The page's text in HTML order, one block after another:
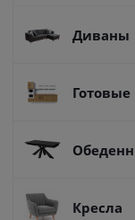
Диваны
Готовые
Кресла